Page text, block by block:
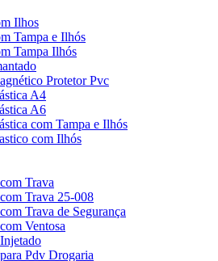
Ilhos
Tampa e Ilhós
Tampa Ilhós
Protetor Pvc
A4
A6
com Tampa e Ilhós
com Ilhós
Trava
Trava 25-008
Trava de Segurança
Ventosa
Pdv Drogaria